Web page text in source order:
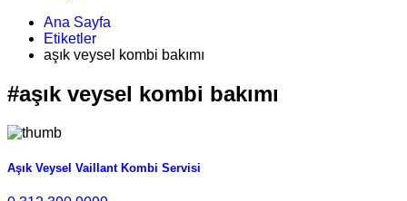
Ana Sayfa
Etiketler
aşık veysel kombi bakımı
#aşık veysel kombi bakımı
Aşık Veysel Vaillant Kombi Servisi